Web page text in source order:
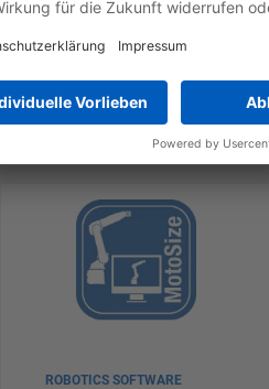
ROBOTICS SOFTWARE